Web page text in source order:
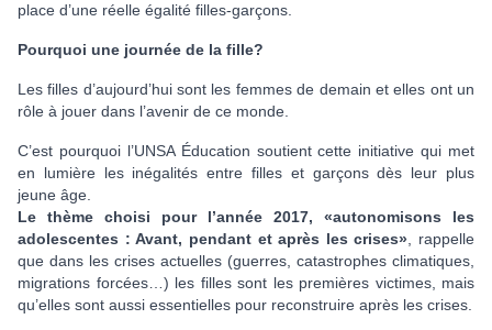
place d’une réelle égalité filles-garçons.
Pourquoi une journée de la fille?
Les filles d’aujourd’hui sont les femmes de demain et elles ont un
rôle à jouer dans l’avenir de ce monde.
C’est pourquoi l’UNSA Éducation soutient cette initiative qui met
en lumière les inégalités entre filles et garçons dès leur plus
jeune âge.
Le thème choisi pour l’année 2017, «autonomisons les
adolescentes : Avant, pendant et après les crises»
rappelle
que dans les crises actuelles (guerres, catastrophes climatiques,
migrations forcées…) les filles sont les premières victimes, mais
qu’elles sont aussi essentielles pour reconstruire après les crises.